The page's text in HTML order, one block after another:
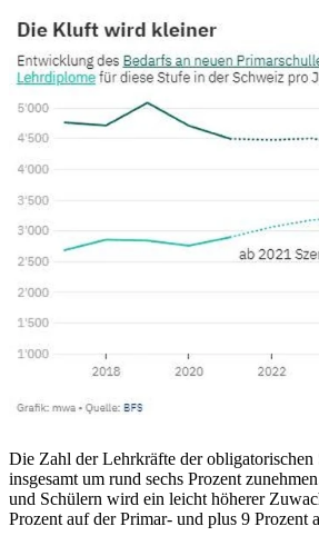
Die Zahl der Lehrkräfte der obligatorischen
insgesamt um rund sechs Prozent
und Schülern wird ein leicht höherer
Prozent auf der Primar- und plus 9 Prozent